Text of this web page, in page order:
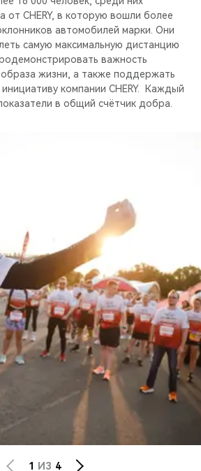
от CHERY, в которую вошли более
автомобилей марки. Они
самую максимальную дистанцию
важность
жизни, а также поддержать
компании CHERY. Каждый
в общий счётчик добра.
1 ИЗ 4